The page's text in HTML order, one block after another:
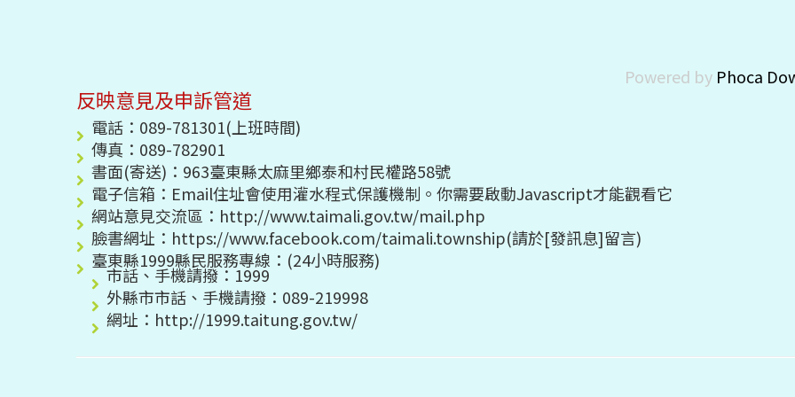
Powered by Phoca
反映意見及申訴管道
電話：089-781301(上班時間)
傳真：089-782901
書面(寄送)：963臺東縣太麻里鄉泰和村民權路58號
電子信箱： Email住址會使用灌水程式保護機制。你需要啟動Javascript才能觀看它
網站意見交流區：http://www.taimali.gov.tw/mail.php
臉書網址：https://www.facebook.com/taimali.township(請於[發訊息]留言)
臺東縣1999縣民服務專線：(24小時服務)
市話、手機請撥：1999
外縣市市話、手機請撥：089-219998
網址：http://1999.taitung.gov.tw/